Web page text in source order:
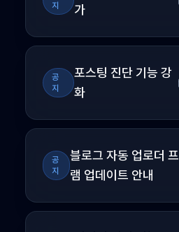
지
가
공
지
포스팅 진단 기능 강
화
공
지
블로그 자동 업로더
램 업데이트 안내